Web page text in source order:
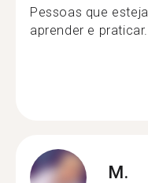
Pessoas que
aprender e
M.